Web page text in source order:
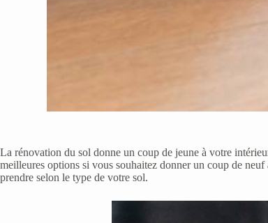
La rénovation du sol donne un coup de jeune à votre
meilleures options si vous souhaitez donner un coup de
prendre selon le type de votre sol.